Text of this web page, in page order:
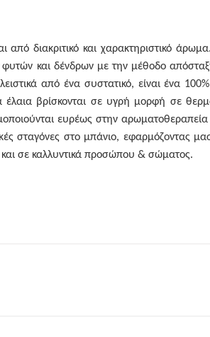
από διακριτικό και χαρακτηριστικό
φυτών και δένδρων με την μέθοδο
από ένα συστατικό, είναι ένα
βρίσκονται σε υγρή μορφή σε
ευρέως στην αρωματοθεραπεία
σταγόνες στο μπάνιο, εφαρμόζοντας
σε καλλυντικά προσώπου & σώματος.